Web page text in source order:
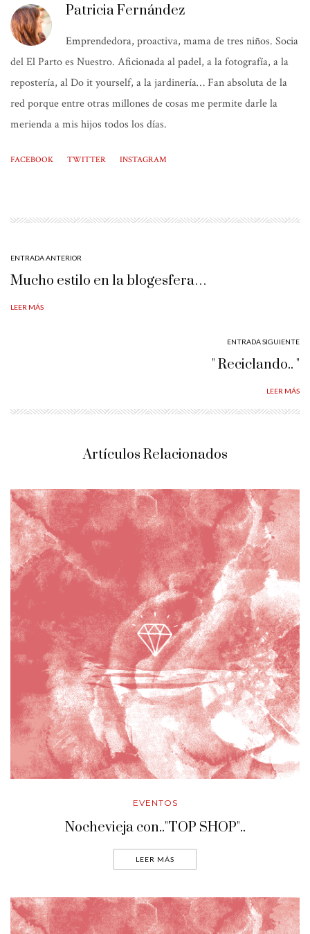
Patricia Fernández
Emprendedora, proactiva, mama de tres niños. Socia
del El Parto es Nuestro. Aficionada al padel, a la fotografía, a la
repostería, al Do it yourself, a la jardinería… Fan absoluta de la
red porque entre otras millones de cosas me permite darle la
merienda a mis hijos todos los días.
FACEBOOK TWITTER INSTAGRAM
ENTRADA ANTERIOR
Mucho estilo en la blogesfera…
LEER MÁS
ENTRADA SIGUIENTE
" Reciclando.. "
LEER MÁS
Artículos Relacionados
EVENTOS
Nochevieja con.."TOP SHOP"..
LEER MÁS